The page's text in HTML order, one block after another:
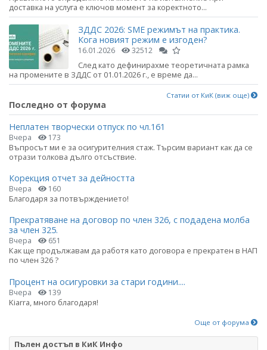
доставка на услуга е ключов момент за коректното...
ЗДДС 2026: SME режимът на практика.
Кога новият режим е изгоден?
16.01.2026 32512
След като дефинирахме теоретичната рамка
на промените в ЗДДС от 01.01.2026 г., е време да...
Статии от КиК (виж още)
Последно от форума
Неплатен творчески отпуск по чл.161
Вчера 173
Въпросът ми е за осигурителния стаж. Търсим вариант как да се
отрази толкова дълго отсъствие.
Корекция отчет за дейността
Вчера 160
Благодаря за потвърждението!
Прекратяване на договор по член 326, с подадена молба
за член 325.
Вчера 651
Как ще продължавам да работя като договора е прекратен в НАП
по член 326 ?
Процент на осигуровки за стари години....
Вчера 139
Kiarra, много благодаря!
Още от форума
Пълен достъп в КиК Инфо